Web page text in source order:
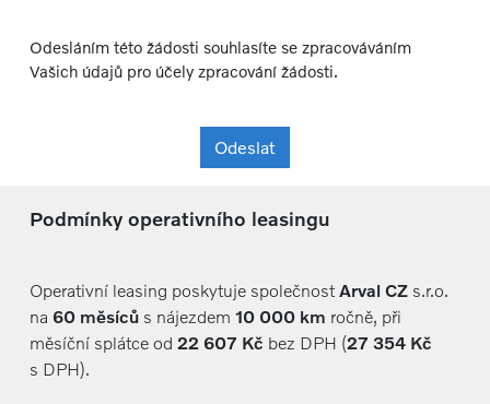
Odesláním této žádosti souhlasíte se zpracováváním
Vašich údajů pro účely zpracování žádosti.
Odeslat
Podmínky operativního leasingu
Operativní leasing poskytuje společnost Arval CZs.r.o.
na 60 měsícůs nájezdem 10 000 km ročně, při
měsíční splátce od 22 607 Kč bez DPH (27 354 Kč
s DPH).